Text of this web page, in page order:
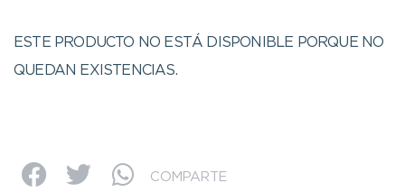
ESTE PRODUCTO NO ESTÁ DISPONIBLE PORQUE NO
QUEDAN EXISTENCIAS.
COMPARTE